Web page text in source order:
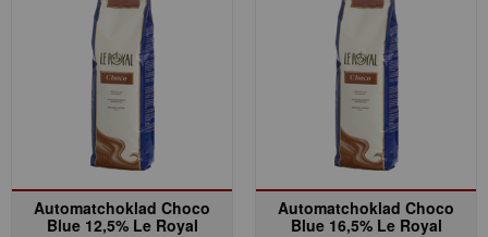
Automatchoklad Choco
Blue 12,5% Le Royal
Automatchoklad Choco
Blue 16,5% Le Royal